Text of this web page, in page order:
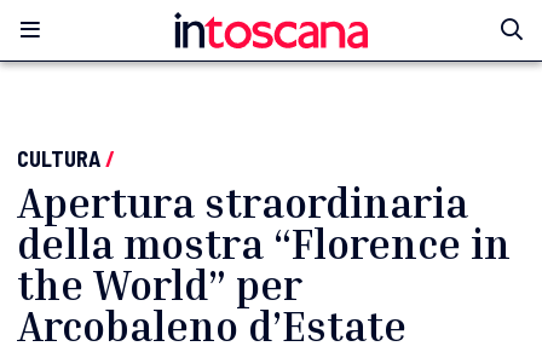
CULTURA/
Apertura straordinaria
della mostra “Florence in
the World” per
Arcobaleno d’Estate